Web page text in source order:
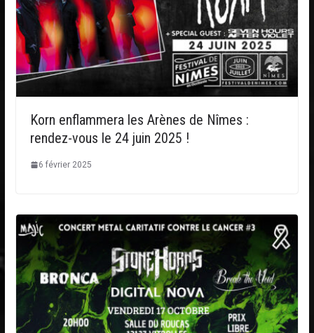
Korn enflammera les Arènes de Nîmes :
rendez-vous le 24 juin 2025 !
6 février 2025